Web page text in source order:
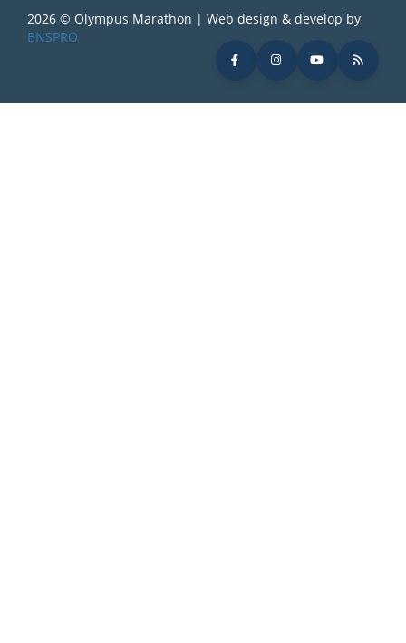
2026 © Olympus Marathon | Web design & develop by
BNSPRO